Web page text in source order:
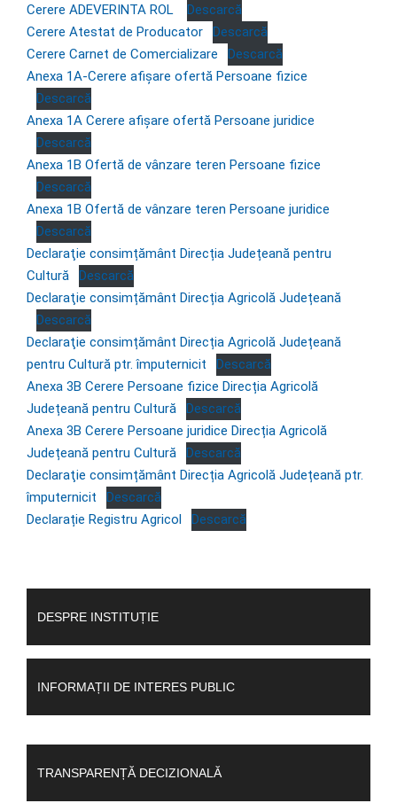
Cerere ADEVERINTA ROL
Descarcă
Cerere Atestat de Producator
Descarcă
Cerere Carnet de Comercializare
Descarcă
Anexa 1A-Cerere afișare ofertă Persoane fizice
Descarcă
Anexa 1A Cerere afișare ofertă Persoane juridice
Descarcă
Anexa 1B Ofertă de vânzare teren Persoane fizice
Descarcă
Anexa 1B Ofertă de vânzare teren Persoane juridice
Descarcă
Declaraţie consimțământ Direcția Județeană pentru
Cultură
Descarcă
Declaraţie consimțământ Direcția Agricolă Județeană
Descarcă
Declaraţie consimțământ Direcția Agricolă Județeană
pentru Cultură ptr. împuternicit
Descarcă
Anexa 3B Cerere Persoane fizice Direcția Agricolă
Județeană pentru Cultură
Descarcă
Anexa 3B Cerere Persoane juridice Direcția Agricolă
Județeană pentru Cultură
Descarcă
Declaraţie consimțământ Direcția Agricolă Județeană ptr.
împuternicit
Descarcă
Declarație Registru Agricol
Descarcă
DESPRE INSTITUȚIE
INFORMAȚII DE INTERES PUBLIC
TRANSPARENȚĂ DECIZIONALĂ